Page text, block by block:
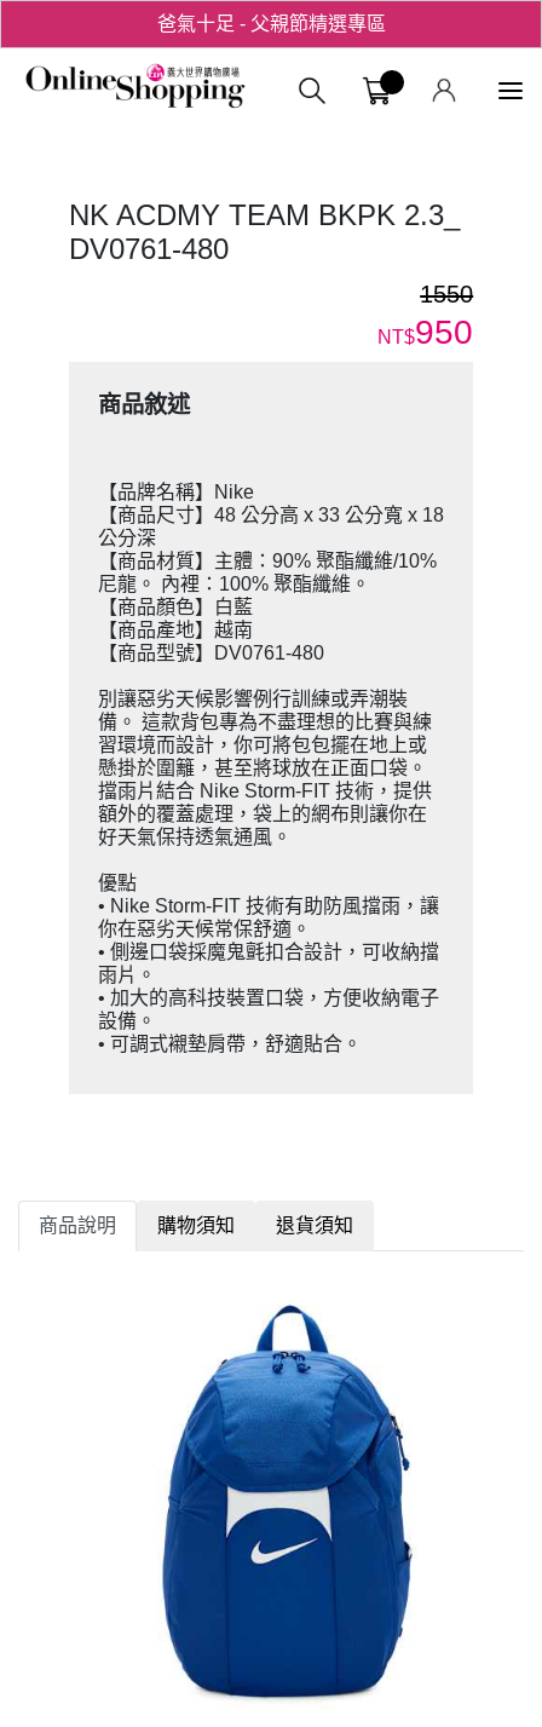
用心愛你！七夕星選禮遇！
義大購物
NK ACDMY TEAM BKPK 2.3_
DV0761-480
1550
NT$950
商品敘述
【品牌名稱】Nike
【商品尺寸】48 公分高 x 33 公分寬 x 18
公分深
【商品材質】主體：90% 聚酯纖維/10%
尼龍。 內裡：100% 聚酯纖維。
【商品顏色】白藍
【商品產地】越南
【商品型號】DV0761-480
別讓惡劣天候影響例行訓練或弄潮裝
備。 這款背包專為不盡理想的比賽與練
習環境而設計，你可將包包擺在地上或
懸掛於圍籬，甚至將球放在正面口袋。
擋雨片結合 Nike Storm-FIT 技術，提供
額外的覆蓋處理，袋上的網布則讓你在
好天氣保持透氣通風。
優點
• Nike Storm-FIT 技術有助防風擋雨，讓
你在惡劣天候常保舒適。
• 側邊口袋採魔鬼氈扣合設計，可收納擋
雨片。
• 加大的高科技裝置口袋，方便收納電子
設備。
• 可調式襯墊肩帶，舒適貼合。
商品說明 購物須知 退貨須知